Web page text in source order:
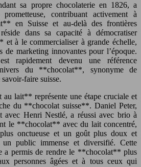
sa propre chocolaterie en 1826, a
contribuant activement à
en Suisse et au-delà des frontières
dans sa capacité à démocratiser
à le commercialiser à grande échelle,
de marketing innovantes pour l’époque.
rapidement devenu une référence
du **chocolat**, synonyme de
faire suisse.
lait** représente une étape cruciale et
du **chocolat suisse**. Daniel Peter,
avec Henri Nestlé, a réussi avec brio à
le **chocolat** avec du lait concentré,
onctueuse et un goût plus doux et
public immense et diversifié. Cette
a permis de rendre le **chocolat** plus
personnes âgées et à tous ceux qui